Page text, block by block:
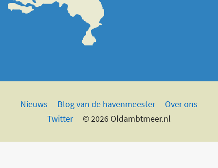
Nieuws Blog van de havenmeester
Over ons
Twitter
© 2026 Oldambtmeer.nl